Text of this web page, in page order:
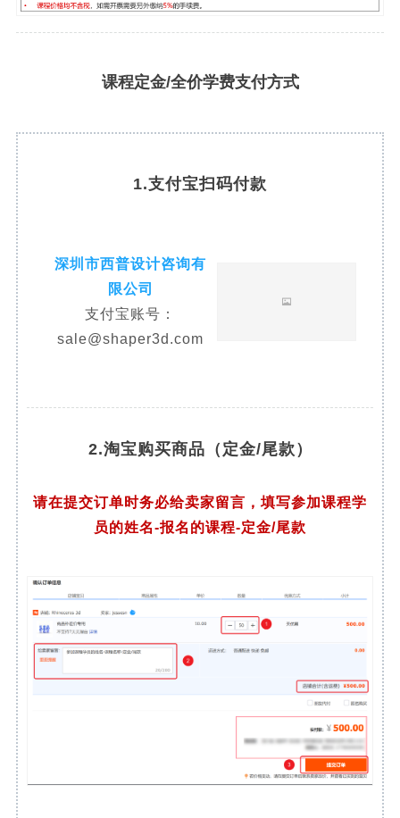
课程定金/全价学费支付方式
1.支付宝扫码付款
深圳市西普设计咨询有
限公司
支付宝账号：
sale@shaper3d.com
请在提交订单时务必给卖家留言，填写参加课程学